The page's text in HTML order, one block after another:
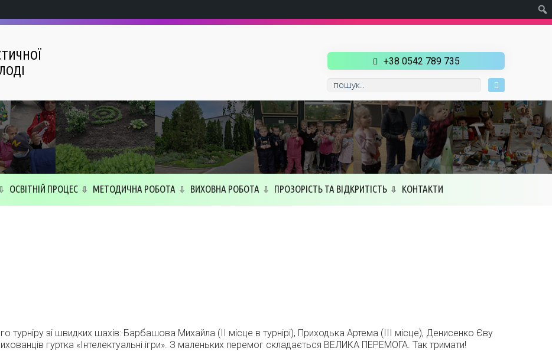
+38 0542 789 735
ОСВІТНІЙ ПРОЦЕС МЕТОДИЧНА РОБОТА ВИХОВНА РОБОТА ПРОЗОРІСТЬ ТА ВІДКРИТІСТЬ КОНТАКТИ
турніру зі швидких шахів: Барбашова Михайла (ІІ місце в турнірі), Приходька Артема (ІІІ місце), Денисенко Єву
гуртка «Інтелектуальні ігри». З маленьких перемог складається ВЕЛИКА ПЕРЕМОГА. Так тримати!